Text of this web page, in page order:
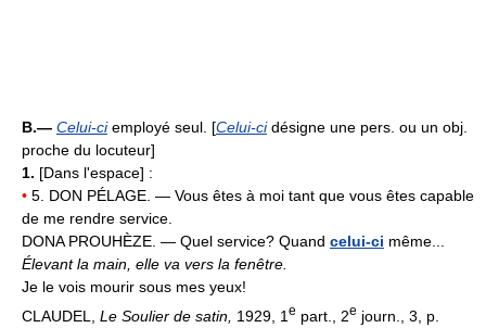
B.— Celui-ciemployé seul. [Celui-cidésigne une pers. ou un obj.
proche du locuteur]
1. [Dans l'espace] :
• 5. DON PÉLAGE. — Vous êtes à moi tant que vous êtes capable
de me rendre service.
DONA PROUHÈZE. — Quel service? Quand celui-ci même...
Élevant la main, elle va vers la fenêtre.
Je le vois mourir sous mes yeux!
CLAUDEL, Le Soulier de satin, 1929, 1 e part., 2e journ., 3, p.